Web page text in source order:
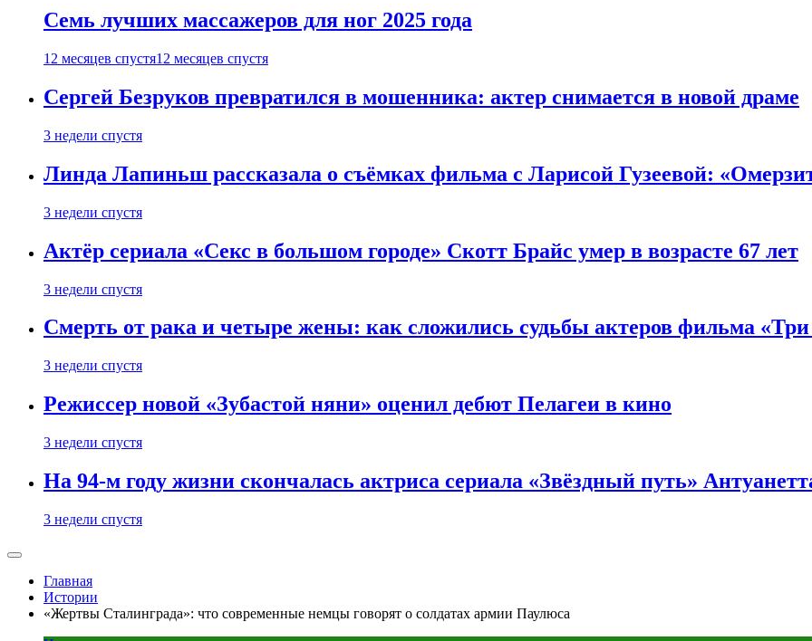
Семь лучших массажеров для ног 2025 года
12 месяцев спустя12 месяцев спустя
Сергей Безруков превратился в мошенника: актер снимается в новой драме
3 недели спустя
Линда Лапиньш рассказала о съёмках фильма с Ларисой Гузеевой:
3 недели спустя
Актёр сериала «Секс в большом городе» Скотт Брайс умер в возрасте 67 лет
3 недели спустя
Смерть от рака и четыре жены: как сложились судьбы актеров фильма
3 недели спустя
Режиссер новой «Зубастой няни» оценил дебют Пелагеи в кино
3 недели спустя
На 94-м году жизни скончалась актриса сериала «Звёздный путь»
3 недели спустя
Главная
Истории
«Жертвы Сталинграда»: что современные немцы говорят о солдатах армии Паулюса